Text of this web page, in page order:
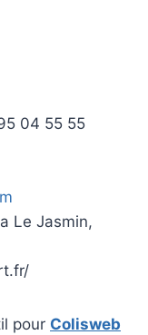
04 55 55
Le Jasmin,
pour Colisweb